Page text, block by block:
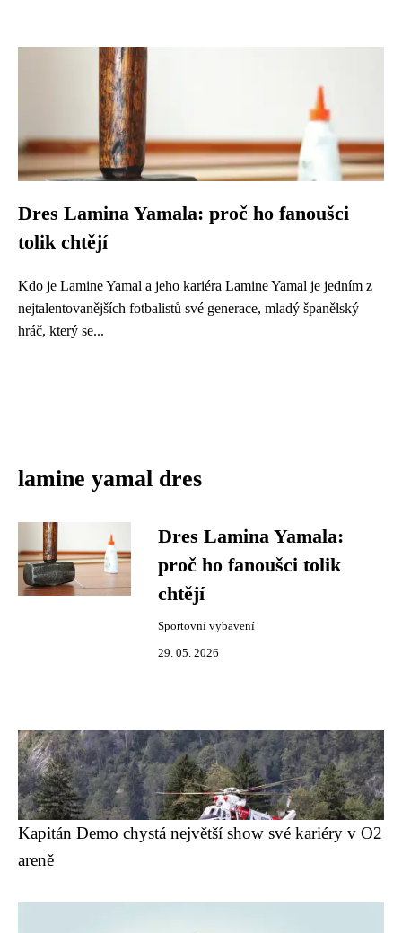
Dres Lamina Yamala: proč ho fanoušci
tolik chtějí
Kdo je Lamine Yamal a jeho kariéra Lamine Yamal je jedním z
nejtalentovanějších fotbalistů své generace, mladý španělský
hráč, který se...
lamine yamal dres
Dres Lamina Yamala:
proč ho fanoušci tolik
chtějí
Sportovní vybavení
29. 05. 2026
Kapitán Demo chystá největší show své kariéry v O2
areně